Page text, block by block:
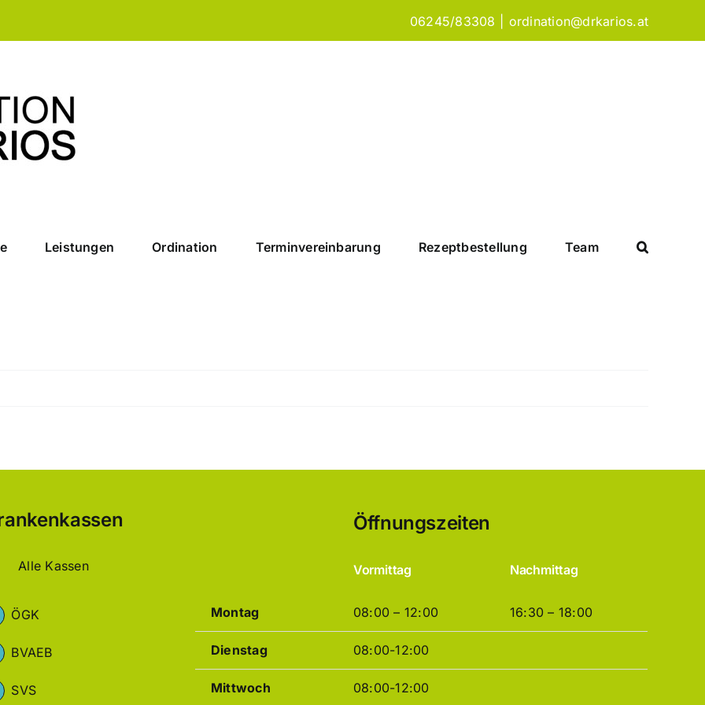
06245/83308 ordination@drkarios.at
Leistungen Ordination Terminvereinbarung Rezeptbestellung Team
Alle Kassen
ÖGK
BVAEB
SVS
Öffnungszeiten
Vormittag Nachmittag
Montag 08:00 – 12:00 16:30 – 18:00
Dienstag 08:00-12:00
Mittwoch 08:00-12:00